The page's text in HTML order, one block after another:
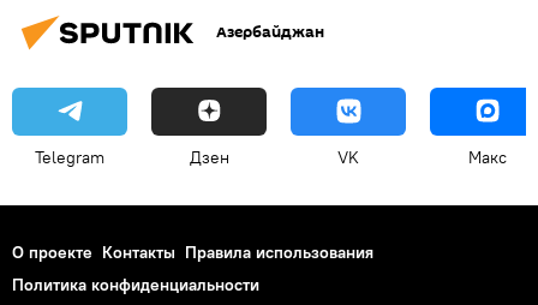
Азербайджан
Telegram Дзен VK Макс
О проекте Контакты Правила использования
Политика конфиденциальности